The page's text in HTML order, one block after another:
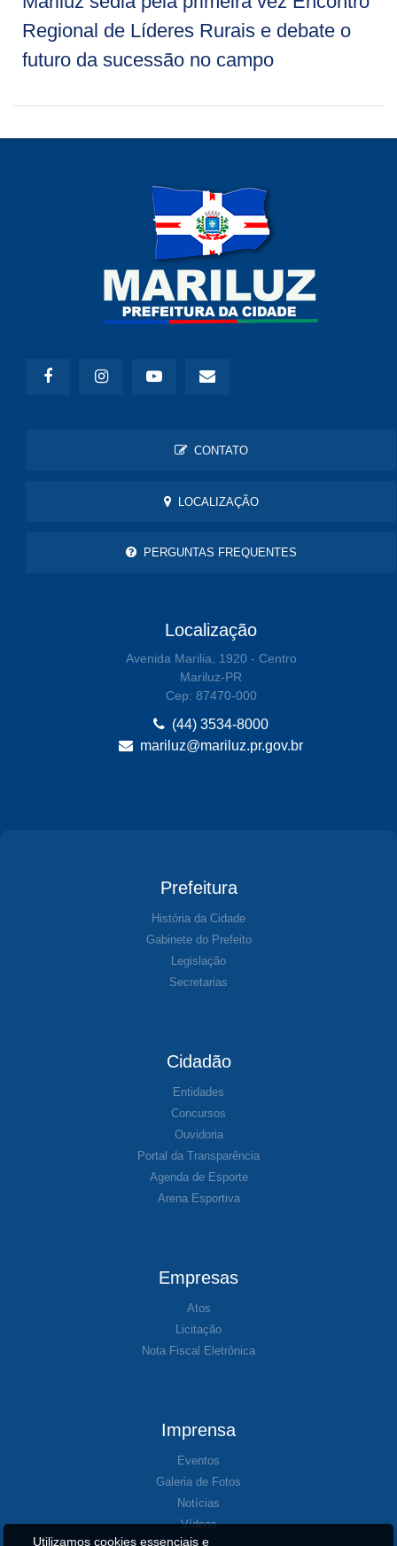
Regional de Líderes Rurais e debate o
futuro da sucessão no campo
CONTATO
LOCALIZAÇÃO
PERGUNTAS FREQUENTES
Localização
Avenida Marilia, 1920 - Centro
Mariluz-PR
Cep: 87470-000
(44) 3534-8000
mariluz@mariluz.pr.gov.br
Prefeitura
História da Cidade
Gabinete do Prefeito
Legislação
Secretarias
Cidadão
Entidades
Concursos
Ouvidoria
Portal da Transparência
Agenda de Esporte
Arena Esportiva
Empresas
Atos
Licitação
Nota Fiscal Eletrônica
Imprensa
Eventos
Galeria de Fotos
Notícias
Vídeos
Utilizamos cookies essenciais e